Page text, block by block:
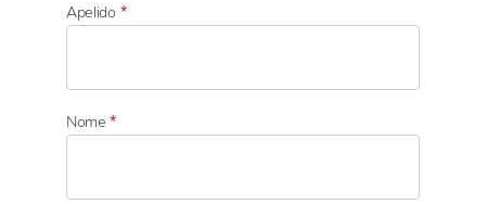
e
t
e
a
Apelido *
Nome*